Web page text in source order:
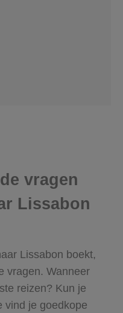
vragen
Lissabon
Lissabon boekt,
vragen. Wanneer
reizen? Kun je
vind je goedkope